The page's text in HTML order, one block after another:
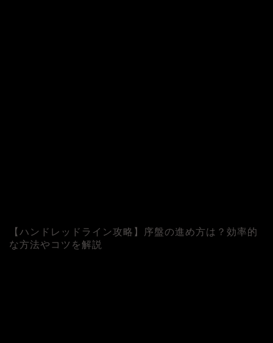
【ハンドレッドライン攻略】序盤の進め方は？効率的
な方法やコツを解説